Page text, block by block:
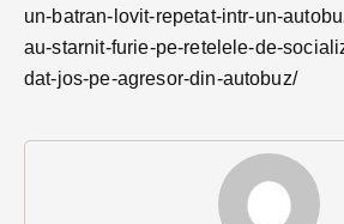
un-batran-lovit-repetat-intr-un-
au-starnit-furie-pe-retelele-de-
dat-jos-pe-agresor-din-autobuz/